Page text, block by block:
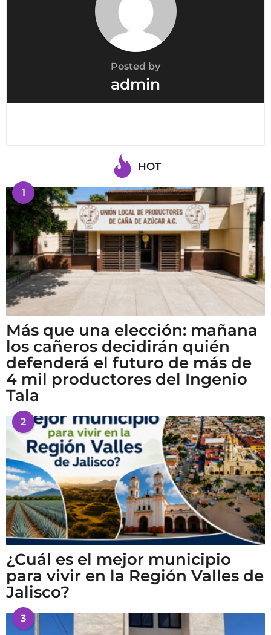
Posted by
admin
HOT
1
Más que una elección: mañana
los cañeros decidirán quién
defenderá el futuro de más de
4 mil productores del Ingenio
Tala
2
¿Cuál es el mejor municipio
para vivir en la Región Valles de
Jalisco?
3